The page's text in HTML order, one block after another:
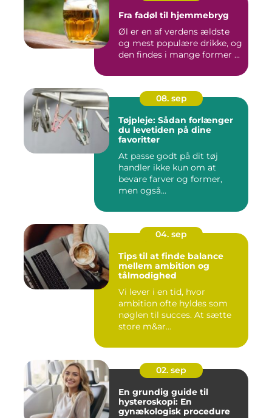
Fra fadøl til hjemmebryg
Øl er en af verdens ældste
og mest populære drikke, og
den findes i mange former ...
08. sep
Tøjpleje: Sådan forlænger
du levetiden på dine
favoritter
At passe godt på dit tøj
handler ikke kun om at
bevare farver og former,
men også...
04. sep
Tips til at finde balance
mellem ambition og
tålmodighed
Vi lever i en tid, hvor
ambition ofte hyldes som
nøglen til succes. At sætte
store m&ar...
02. sep
En grundig guide til
hysteroskopi: En
gynækologisk procedure